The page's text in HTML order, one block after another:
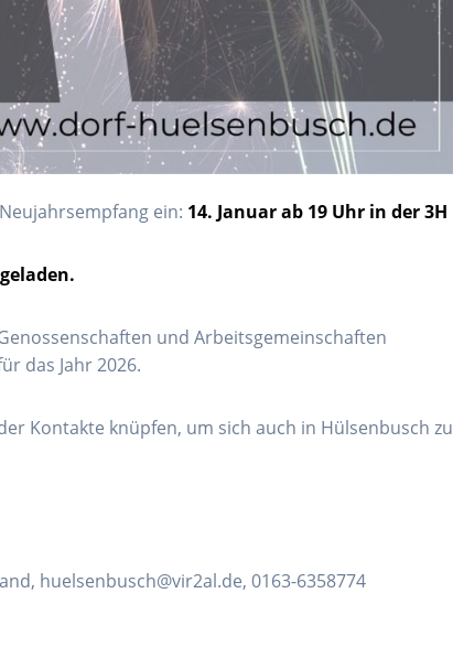
ein: 14. Januar ab 19 Uhr in der 3H
und Arbeitsgemeinschaften
das Jahr 2026.
Kontakte knüpfen, um sich auch in Hülsenbusch zu
huelsenbusch@vir2al.de, 0163-6358774